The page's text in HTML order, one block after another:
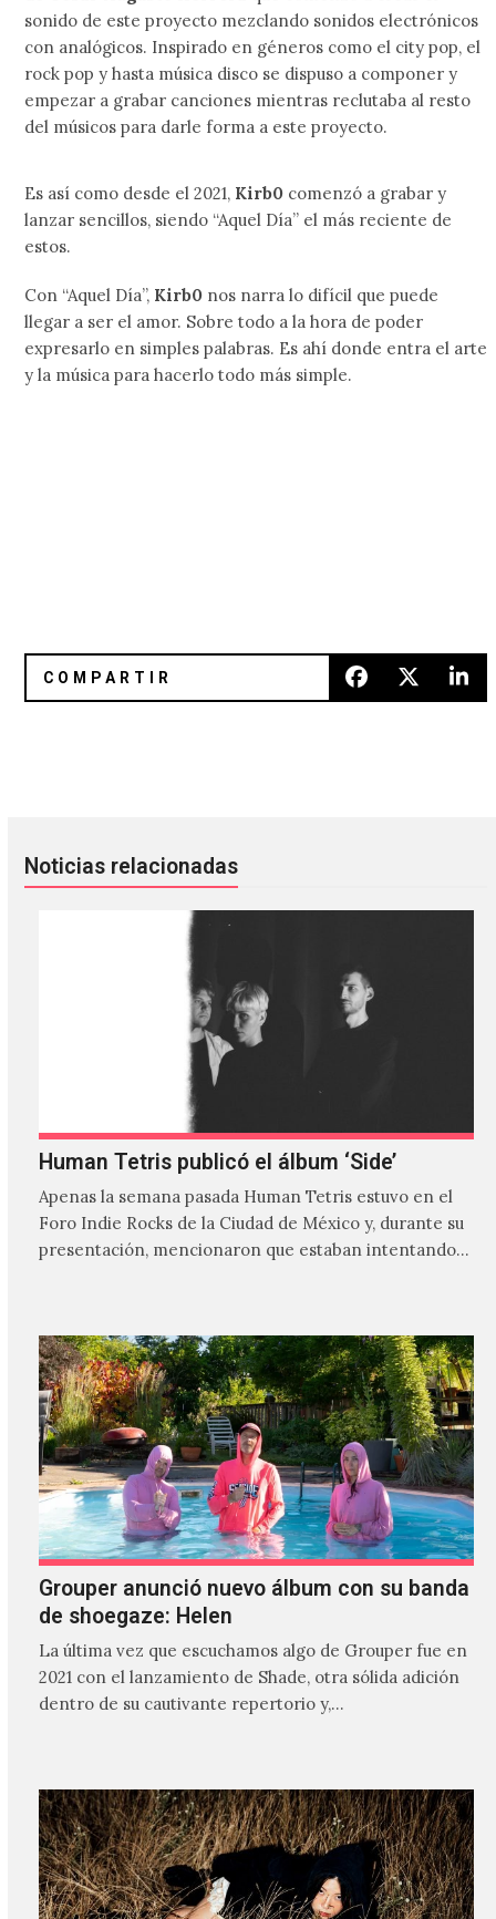
sonido de este proyecto mezclando sonidos electrónicos
con analógicos. Inspirado en géneros como el city pop, el
rock pop y hasta música disco se dispuso a componer y
empezar a grabar canciones mientras reclutaba al resto
del músicos para darle forma a este proyecto.
Es así como desde el 2021, Kirb0 comenzó a grabar y
lanzar sencillos, siendo “Aquel Día” el más reciente de
estos.
Con “Aquel Día”, Kirb0 nos narra lo difícil que puede
llegar a ser el amor. Sobre todo a la hora de poder
expresarlo en simples palabras. Es ahí donde entra el arte
y la música para hacerlo todo más simple.
Noticias relacionadas
Human Tetris publicó el álbum ‘Side’
Apenas la semana pasada Human Tetris estuvo en el
Foro Indie Rocks de la Ciudad de México y, durante su
presentación, mencionaron que estaban intentando…
Grouper anunció nuevo álbum con su banda
de shoegaze: Helen
La última vez que escuchamos algo de Grouper fue en
2021 con el lanzamiento de Shade, otra sólida adición
dentro de su cautivante repertorio y,…